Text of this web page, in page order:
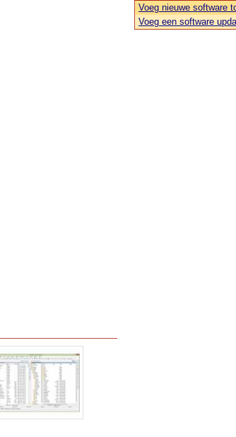
Voeg nieuwe software
Voeg een software